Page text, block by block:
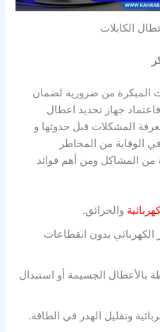
الكابلات
المبكرة من ضرورية لضمان
جهاز تحديد اعطال
المشكلات قبل حدوثها و
الوقاية من المخاطر
من المشاكل ومن أهم فوائد
والحرائق.
الكهربائي بدون انقطاعات
بالأعطال الجسيمة أو استبدال
وتقليل الهدر في الطاقة.